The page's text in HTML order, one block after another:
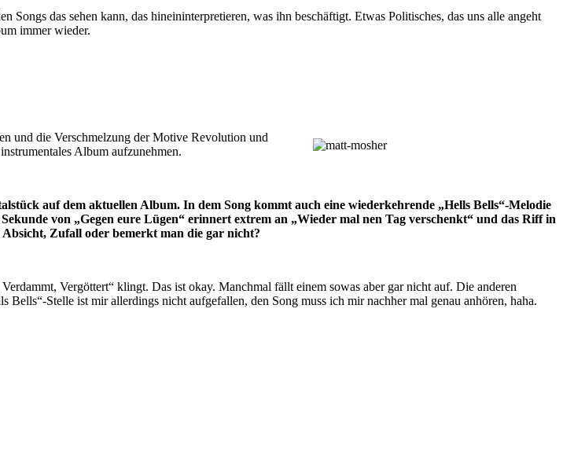
Songs das sehen kann, das hineininterpretieren, was ihn beschäftigt. Etwas Politisches, das uns alle angeht
immer wieder.
und die Verschmelzung der Motive Revolution und
Album aufzunehmen.
auf dem aktuellen Album. In dem Song kommt auch eine wiederkehrende „Hells Bells“-Melodie
von „Gegen eure Lügen“ erinnert extrem an „Wieder mal nen Tag verschenkt“ und das Riff in
Zufall oder bemerkt man die gar nicht?
Vergöttert“ klingt. Das ist okay. Manchmal fällt einem sowas aber gar nicht auf. Die anderen
Stelle ist mir allerdings nicht aufgefallen, den Song muss ich mir nachher mal genau anhören, haha.